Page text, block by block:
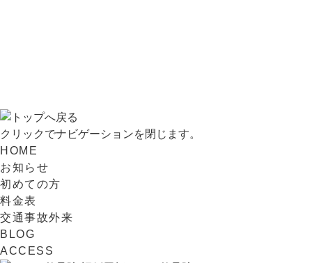
クリックでナビゲーションを閉じます。
HOME
お知らせ
初めての方
料金表
交通事故外来
BLOG
ACCESS